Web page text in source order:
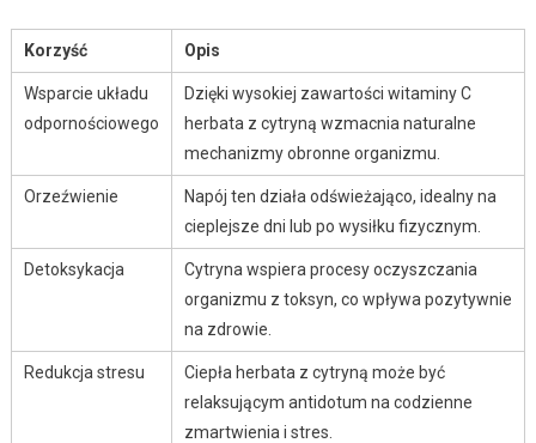
Korzyść Opis
Wsparcie układu
odpornościowego
Dzięki wysokiej zawartości witaminy C
herbata z cytryną wzmacnia naturalne
mechanizmy obronne organizmu.
Orzeźwienie
Napój ten działa odświeżająco, idealny na
cieplejsze dni lub po wysiłku fizycznym.
Detoksykacja
Cytryna wspiera procesy oczyszczania
organizmu z toksyn, co wpływa pozytywnie
na zdrowie.
Redukcja stresu
Ciepła herbata z cytryną może być
relaksującym antidotum na codzienne
zmartwienia i stres.